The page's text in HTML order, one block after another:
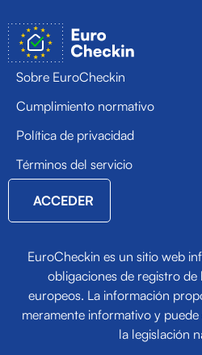
Sobre EuroCheckin
Cumplimiento normativo
Política de privacidad
Términos del servicio
ACCEDER
EuroCheckin es un sitio web
obligaciones de registro de
europeos. La información
meramente informativo y
la legislación